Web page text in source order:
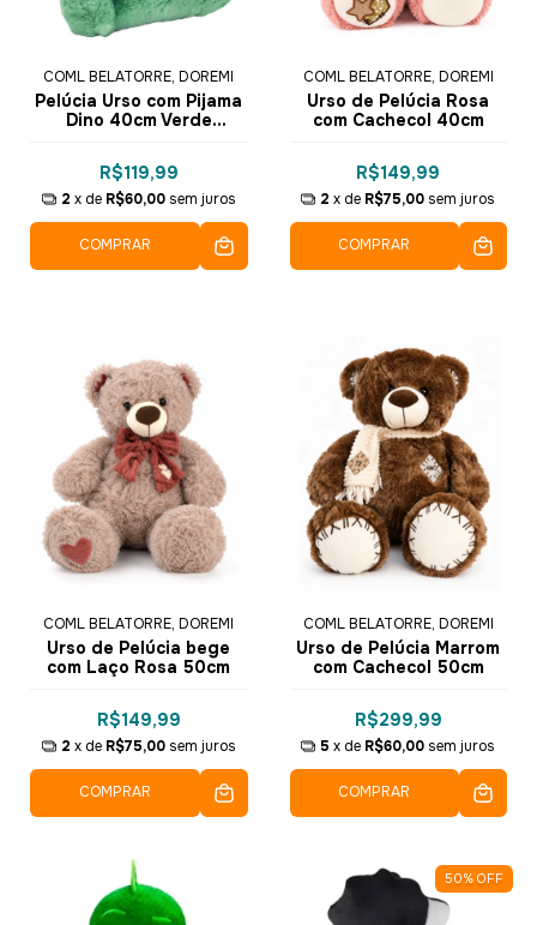
COML BELATORRE, DOREMI
Pelúcia Urso com Pijama
Dino 40cm Verde
R$119,99
2 x de R$60,00 sem juros
COMPRAR
COML BELATORRE, DOREMI
Urso de Pelúcia Rosa
com Cachecol 40cm
R$149,99
2 x de R$75,00 sem juros
COMPRAR
COML BELATORRE, DOREMI
Urso de Pelúcia bege
com Laço Rosa 50cm
R$149,99
2 x de R$75,00 sem juros
COMPRAR
COML BELATORRE, DOREMI
Urso de Pelúcia Marrom
com Cachecol 50cm
R$299,99
5 x de R$60,00 sem juros
COMPRAR
50% OFF